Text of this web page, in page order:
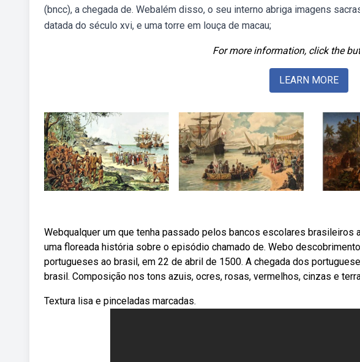
(bncc), a chegada de. Webalém disso, o seu interno abriga imagens
datada do século xvi, e uma torre em louça de macau;
For more information, click the
LEARN MORE
Webqualquer um que tenha passado pelos bancos escolares
uma floreada história sobre o episódio chamado de. Webo
portugueses ao brasil, em 22 de abril de 1500. A chegada dos
brasil. Composição nos tons azuis, ocres, rosas, vermelhos, cinzas e
Textura lisa e pinceladas marcadas.